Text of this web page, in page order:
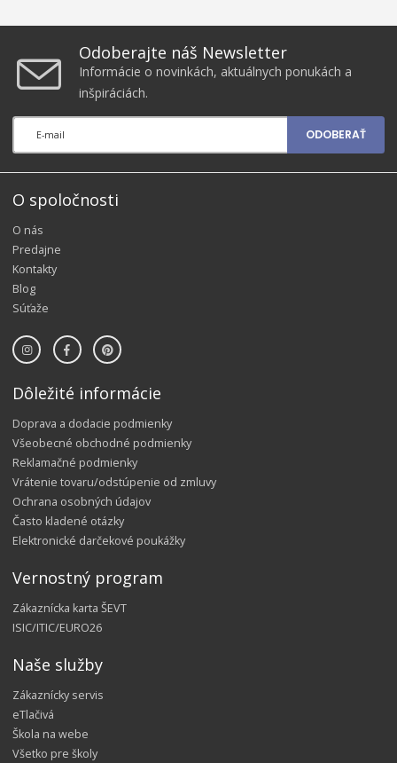
Odoberajte náš Newsletter
Informácie o novinkách, aktuálnych ponukách a
inšpiráciách.
ODOBERAŤ
O spoločnosti
O nás
Predajne
Kontakty
Blog
Súťaže
Dôležité informácie
Doprava a dodacie podmienky
Všeobecné obchodné podmienky
Reklamačné podmienky
Vrátenie tovaru/odstúpenie od zmluvy
Ochrana osobných údajov
Často kladené otázky
Elektronické darčekové poukážky
Vernostný program
Zákaznícka karta ŠEVT
ISIC/ITIC/EURO26
Naše služby
Zákaznícky servis
eTlačivá
Škola na webe
Všetko pre školy